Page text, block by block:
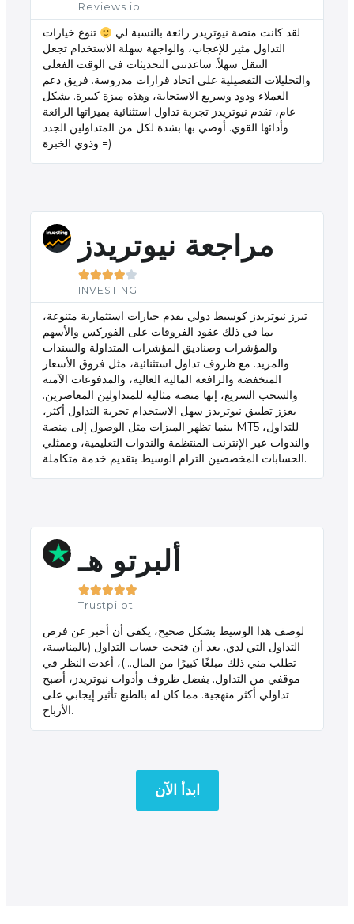
Reviews.io
لقد كانت منصة نيوتريدز رائعة بالنسبة لي
تنوع خيارات
التداول مثير للإعجاب، والواجهة سهلة الاستخدام تجعل
التنقل سهلاً. ساعدتني التحديثات في الوقت الفعلي
والتحليلات التفصيلية على اتخاذ قرارات مدروسة. فريق دعم
العملاء ودود وسريع الاستجابة، وهذه ميزة كبيرة. بشكل
عام، تقدم نيوتريدز تجربة تداول استثنائية بميزاتها الرائعة
وأدائها القوي. أوصي بها بشدة لكل من المتداولين الجدد
وذوي الخبرة =)
مراجعة نيوتريدز

INVESTING
تبرز نيوتريدز كوسيط دولي يقدم خيارات استثمارية متنوعة،
بما في ذلك عقود الفروقات على الفوركس والأسهم
والمؤشرات وصناديق المؤشرات المتداولة والسندات
والمزيد. مع ظروف تداول استثنائية، مثل فروق الأسعار
المنخفضة والرافعة المالية العالية، والمدفوعات الآمنة
والسحب السريع، إنها منصة مثالية للمتداولين المعاصرين.
يعزز تطبيق نيوتريدز سهل الاستخدام تجربة التداول أكثر،
بينما تظهر الميزات مثل الوصول إلى منصة MT5 للتداول،
والندوات عبر الإنترنت المنتظمة والندوات التعليمية، وممثلي
الحسابات المخصصين التزام الوسيط بتقديم خدمة متكاملة.
ألبرتو هـ

Trustpilot
لوصف هذا الوسيط بشكل صحيح، يكفي أن أخبر عن فرص
التداول التي لدي. بعد أن فتحت حساب التداول (بالمناسبة،
تطلب مني ذلك مبلغًا كبيرًا من المال...)، أعدت النظر في
موقفي من التداول. بفضل ظروف وأدوات نيوتريدز، أصبح
تداولي أكثر منهجية. مما كان له بالطبع تأثير إيجابي على
الأرباح.
ابدأ الآن